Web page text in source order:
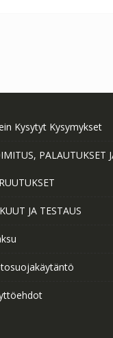
Kysytyt Kysymykset
PALAUTUKSET
JA TESTAUS